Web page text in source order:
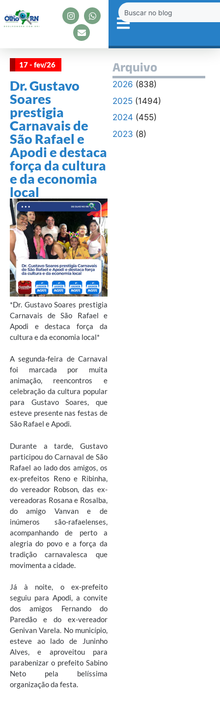
17 - fev/26
Dr. Gustavo
Soares
prestigia
Carnavais de
São Rafael e
Apodi e destaca
força da cultura
e da economia
local
*Dr. Gustavo Soares prestigia
Carnavais de São Rafael e
Apodi e destaca força da
cultura e da economia local*
A segunda-feira de Carnaval
foi marcada por muita
animação, reencontros e
celebração da cultura popular
para Gustavo Soares, que
esteve presente nas festas de
São Rafael e Apodi.
Durante a tarde, Gustavo
participou do Carnaval de São
Rafael ao lado dos amigos, os
ex-prefeitos Reno e Ribinha,
do vereador Robson, das ex-
vereadoras Rosana e Rosalba,
do amigo Vanvan e de
inúmeros são-rafaelenses,
acompanhando de perto a
alegria do povo e a força da
tradição carnavalesca que
movimenta a cidade.
Já à noite, o ex-prefeito
seguiu para Apodi, a convite
dos amigos Fernando do
Paredão e do ex-vereador
Genivan Varela. No município,
esteve ao lado de Juninho
Alves, e aproveitou para
parabenizar o prefeito Sabino
Neto pela belíssima
organização da festa.
Arquivo
2026 (838)
2025(1494)
2024 (455)
2023 (8)